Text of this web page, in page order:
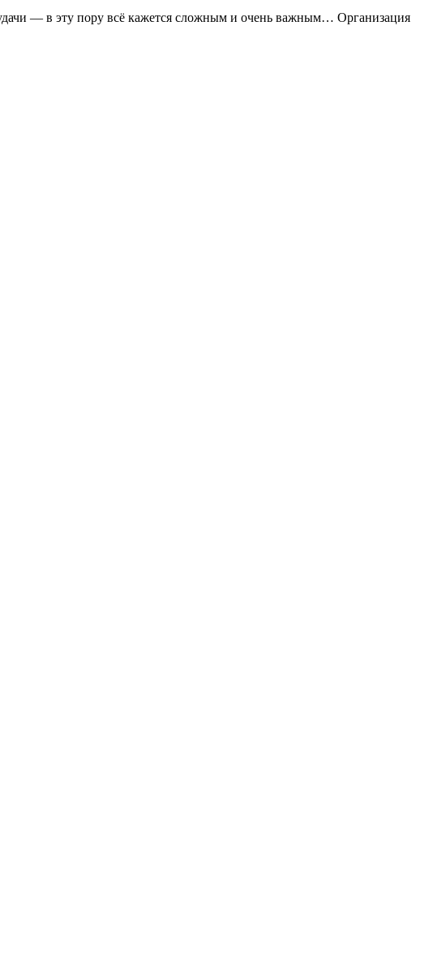
— в эту пору всё кажется сложным и очень важным… Организация